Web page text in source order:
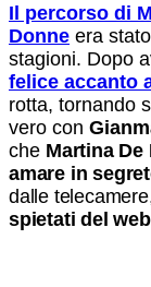
Il percorso di
Donne era
stagioni. Dopo
felice accanto
rotta, tornando
vero con
che Martina De
amare in
dalle
spietati del web